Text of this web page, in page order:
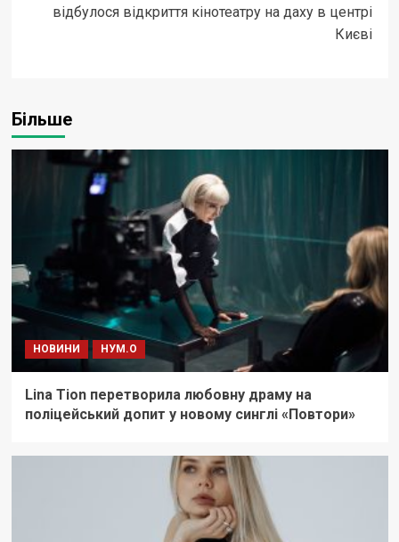
відбулося відкриття кінотеатру на даху в центрі
Києві
Більше
НОВИНИ НУМ.О
Lina Tion перетворила любовну драму на
поліцейський допит у новому синглі «Повтори»